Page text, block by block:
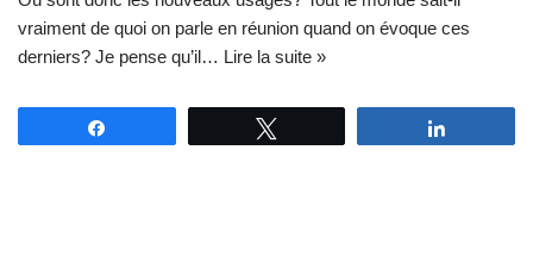
vraiment de quoi on parle en réunion quand on évoque ces
derniers? Je pense qu’il… Lire la suite »